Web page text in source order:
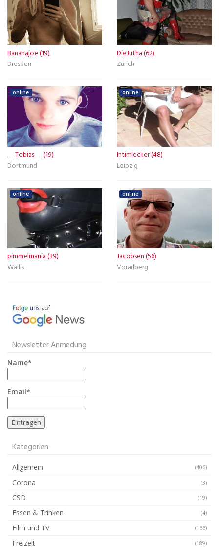
Bananajoe (19)
Dresden
DieJutha (62)
Zürich
online
__Tobias__ (19)
Dortmund
online
Intimlecker (48)
Leipzig
online
pimmelmania (39)
Wallis
online
Jacobsen (56)
Vorarlberg
Newsletter Anmedung
Name*
Email*
Kategorien
Allgemein (406)
Corona (3)
CSD (19)
Essen & Trinken (4)
Film und TV (166)
Freizeit (189)